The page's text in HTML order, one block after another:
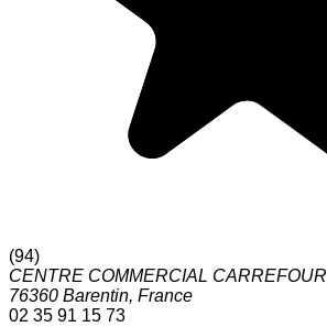
(94)
CENTRE COMMERCIAL CARREFOUR
76360 Barentin, France
02 35 91 15 73